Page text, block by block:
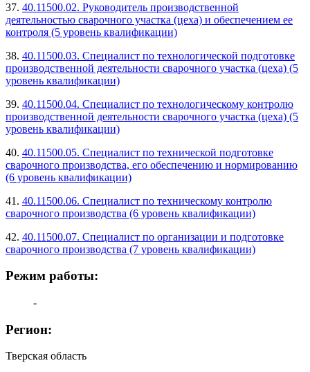
37. 40.11500.02. Руководитель производственной
деятельностью сварочного участка (цеха) и обеспечением ее
контроля (5 уровень квалификации)
38. 40.11500.03. Специалист по технологической подготовке
производственной деятельности сварочного участка (цеха) (5
уровень квалификации)
39. 40.11500.04. Специалист по технологическому контролю
производственной деятельности сварочного участка (цеха) (5
уровень квалификации)
40. 40.11500.05. Специалист по технической подготовке
сварочного производства, его обеспечению и нормированию
(6 уровень квалификации)
41. 40.11500.06. Специалист по техническому контролю
сварочного производства (6 уровень квалификации)
42. 40.11500.07. Специалист по организации и подготовке
сварочного производства (7 уровень квалификации)
Режим работы:
-
Регион:
Тверская область